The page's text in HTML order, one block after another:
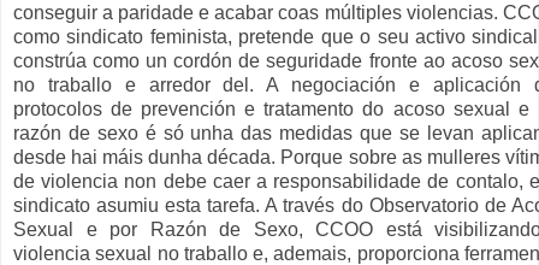
conseguir a paridade e acabar coas múltiples violencias.
como sindicato feminista, pretende que o seu activo
constrúa como un cordón de seguridade fronte ao acoso
no traballo e arredor del. A negociación e aplicación
protocolos de prevención e tratamento do acoso sexual e
razón de sexo é só unha das medidas que se levan
desde hai máis dunha década. Porque sobre as mulleres
de violencia non debe caer a responsabilidade de contalo,
sindicato asumiu esta tarefa. A través do Observatorio de
Sexual e por Razón de Sexo, CCOO está
violencia sexual no traballo e, ademais, proporciona